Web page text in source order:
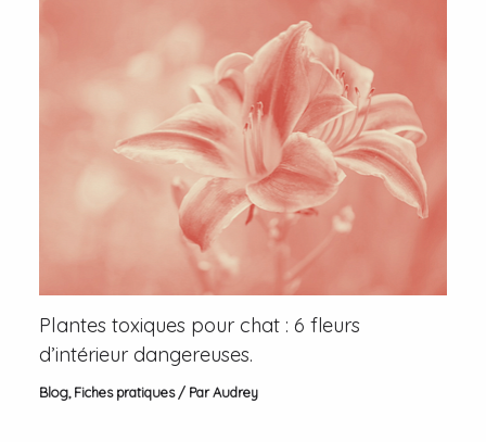
Plantes toxiques pour chat : 6 fleurs
d’intérieur dangereuses.
Blog,Fiches pratiques/ ParAudrey